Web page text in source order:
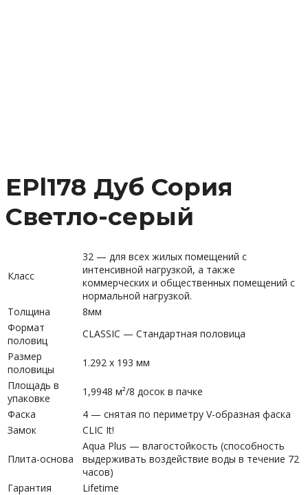
EPl178 Дуб Сория
Светло-серый
Класс
32 — для всех жилых помещений с
интенсивной нагрузкой, а также
коммерческих и общественных помещений с
нормальной нагрузкой.
Толщина
8мм
Формат
половиц
CLASSIC — Стандартная половица
Размер
половицы
1.292 x 193 мм
Площадь в
упаковке
1,9948 м²/8 досок в пачке
Фаска
4 — снятая по периметру V-образная фаска
Замок
CLIC It!
Плита-основа
Aqua Plus — влагостойкость (способность
выдерживать воздействие воды в течение 72
часов)
Гарантия
Lifetime